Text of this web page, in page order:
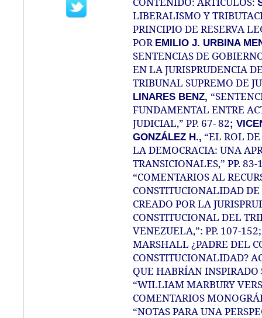
LIBERALISMO Y
PRINCIPIO DE RESERVA
POR EMILIO J. URBINA
SENTENCIAS DE
EN LA JURISPRUDENCIA
TRIBUNAL SUPREMO DE
LINARES BENZ,
FUNDAMENTAL ENTRE
JUDICIAL,” PP. 67- 82;
GONZÁLEZ H., “EL ROL
LA DEMOCRACIA: UNA
TRANSICIONALES,” PP. 83-
“COMENTARIOS AL
CONSTITUCIONALIDAD
CREADO POR LA
CONSTITUCIONAL DEL
VENEZUELA,”: PP. 107-
MARSHALL ¿PADRE DEL
CONSTITUCIONALIDAD?
QUE HABRÍAN INSPIRADO
“WILLIAM MARBURY
COMENTARIOS
“NOTAS PARA UNA